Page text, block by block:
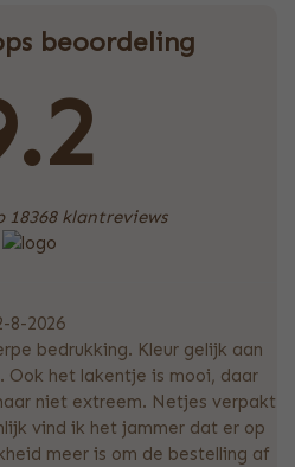
beoordeling
18368 klantreviews
8-2026
bedrukking. Kleur gelijk aan
Ook het lakentje is mooi, daar
niet extreem. Netjes verpakt
vind ik het jammer dat er op
meer is om de bestelling af